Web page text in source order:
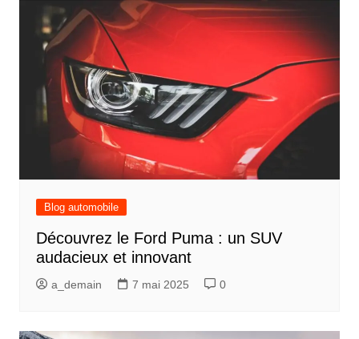
Blog automobile
Découvrez le Ford Puma : un SUV
audacieux et innovant
a_demain 7 mai 2025 0